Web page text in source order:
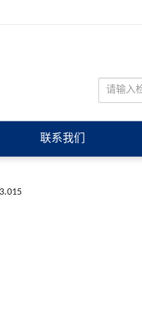
联系我们